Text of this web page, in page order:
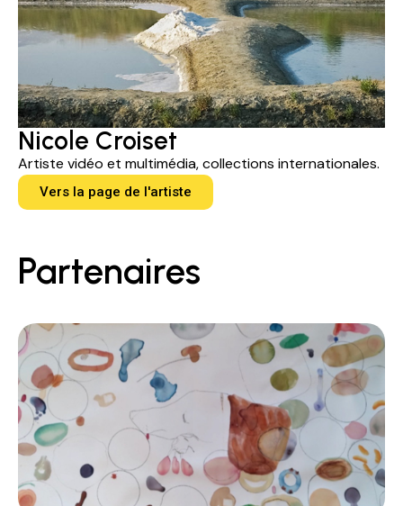
Nicole Croiset
Artiste vidéo et multimédia, collections internationales.
Vers la page de l'artiste
Partenaires